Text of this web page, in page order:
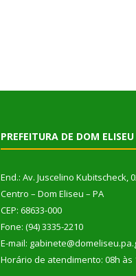
PREFEITURA DE DOM ELISEU
End.: Av. Juscelino Kubitscheck,
Centro – Dom Eliseu – PA
CEP: 68633-000
Fone: (94) 3335-2210
E-mail:
Horário de atendimento: 08h às